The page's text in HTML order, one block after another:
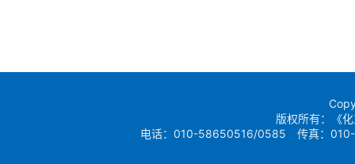
版权所有：《
电话：010-58650516/0585 传真：